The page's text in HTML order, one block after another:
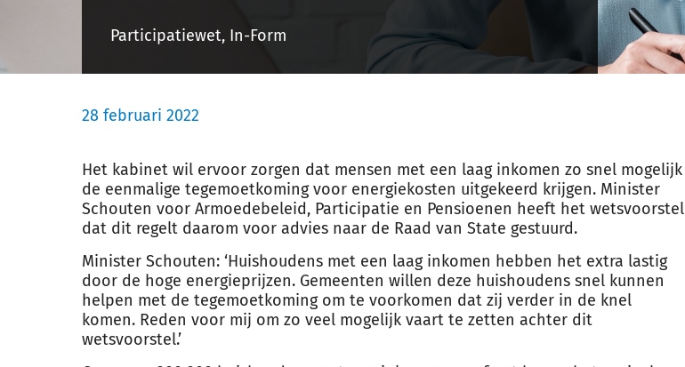
Participatiewet, In-Form
28 februari 2022
Het kabinet wil ervoor zorgen dat mensen met een laag inkomen zo snel mogelijk
de eenmalige tegemoetkoming voor energiekosten uitgekeerd krijgen. Minister
Schouten voor Armoedebeleid, Participatie en Pensioenen heeft het wetsvoorstel
dat dit regelt daarom voor advies naar de Raad van State gestuurd.
Minister Schouten: ‘Huishoudens met een laag inkomen hebben het extra lastig
door de hoge energieprijzen. Gemeenten willen deze huishoudens snel kunnen
helpen met de tegemoetkoming om te voorkomen dat zij verder in de knel
komen. Reden voor mij om zo veel mogelijk vaart te zetten achter dit
wetsvoorstel.’